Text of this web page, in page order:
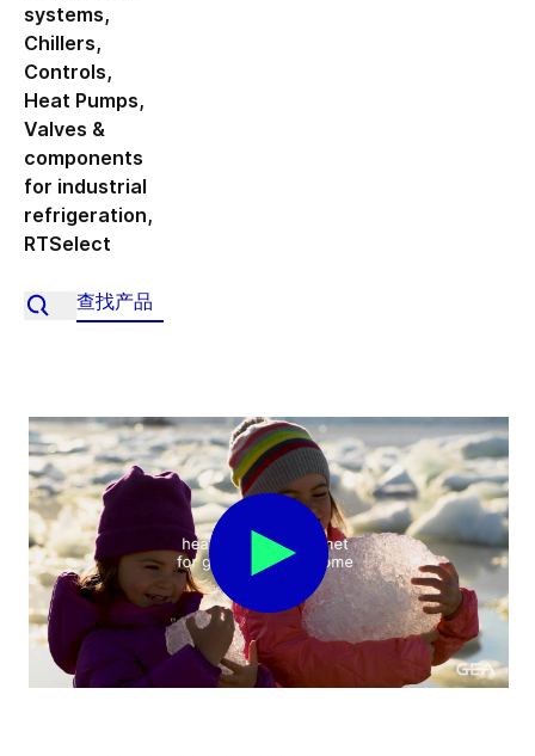
systems,
Chillers,
Controls,
Heat Pumps,
Valves &
components
for industrial
refrigeration,
RTSelect